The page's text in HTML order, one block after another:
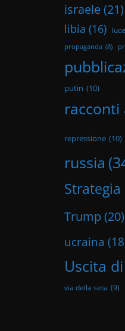
israele(21)
libia (16) luce
propaganda (8)
putin (10)
repressione (10)
russia
Strategia
Trump (20)
ucraina
Uscita
via della seta (9)